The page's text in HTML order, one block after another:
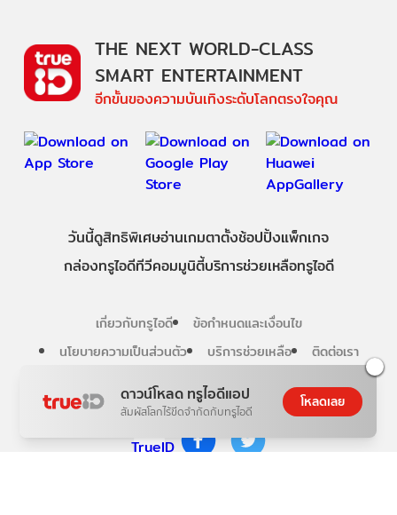
ดาวน์โหลด ทรูไอดีแอป
สัมผัสโลกไร้ขีดจำกัดกับทรูไอดี
โหลดเลย
Follow us
THE NEXT WORLD-CLASS
SMART ENTERTAINMENT
อีกขั้นของความบันเทิงระดับโลกตรงใจคุณ
วันนี้ดูสิทธิพิเศษอ่านเกมตาตั้งช้อปปิ้งแพ็กเกจ
กล่องทรูไอดีทีวีคอมมูนิตี้บริการช่วยเหลือทรูไอดี
เกี่ยวกับทรูไอดี
ข้อกำหนดและเงื่อนไข
นโยบายความเป็นส่วนตัว
บริการช่วยเหลือ ติดต่อเรา